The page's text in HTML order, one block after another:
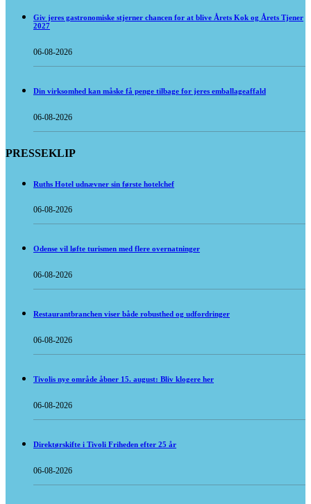
Giv jeres gastronomiske stjerner chancen for at blive Årets Kok og Årets Tjener
2027
06-08-2026
Din virksomhed kan måske få penge tilbage for jeres emballageaffald
06-08-2026
PRESSEKLIP
Ruths Hotel udnævner sin første hotelchef
06-08-2026
Odense vil løfte turismen med flere overnatninger
06-08-2026
Restaurantbranchen viser både robusthed og udfordringer
06-08-2026
Tivolis nye område åbner 15. august: Bliv klogere her
06-08-2026
Direktørskifte i Tivoli Friheden efter 25 år
06-08-2026